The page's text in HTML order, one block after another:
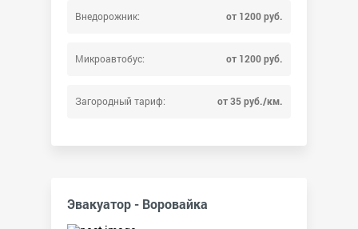
Внедорожник: от 1200 руб.
Микроавтобус: от 1200 руб.
Загородный тариф: от 35 руб./км.
Эвакуатор - Воровайка